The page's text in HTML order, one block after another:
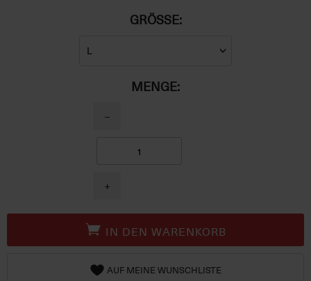
GRÖSSE:
MENGE:
−
+
IN DEN WARENKORB
AUF MEINE WUNSCHLISTE